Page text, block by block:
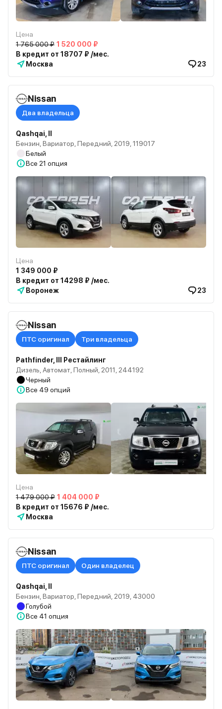
Цена
1 765 000 ₽ 1 520 000 ₽
В кредит от 18707 ₽ /мес.
Москва
23
Nissan
Два владельца
Qashqai, II
Бензин, Вариатор, Передний, 2019, 119017
Белый
Все 21 опция
Цена
1 349 000 ₽
В кредит от 14298 ₽ /мес.
Воронеж
23
Nissan
ПТС оригинал Три владельца
Pathfinder, III Рестайлинг
Дизель, Автомат, Полный, 2011, 244192
Черный
Все 49 опций
Цена
1 479 000 ₽ 1 404 000 ₽
В кредит от 15676 ₽ /мес.
Москва
Nissan
ПТС оригинал Один владелец
Qashqai, II
Бензин, Вариатор, Передний, 2019, 43000
Голубой
Все 41 опция